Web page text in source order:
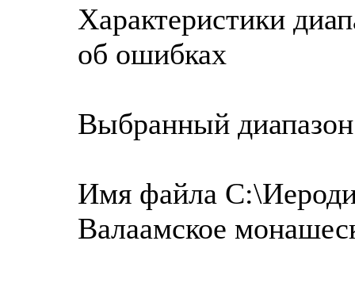
Характеристики
об ошибках
Выбранный диапазон
Имя файла
Валаамское